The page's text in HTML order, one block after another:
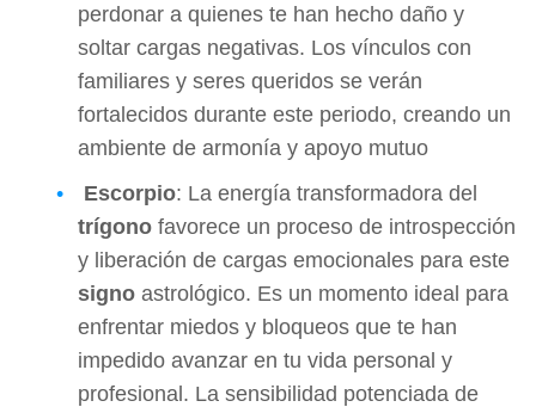
perdonar a quienes te han hecho daño y
soltar cargas negativas. Los vínculos con
familiares y seres queridos se verán
fortalecidos durante este periodo, creando un
ambiente de armonía y apoyo mutuo
Escorpio: La energía transformadora del
trígono favorece un proceso de introspección
y liberación de cargas emocionales para este
signo astrológico. Es un momento ideal para
enfrentar miedos y bloqueos que te han
impedido avanzar en tu vida personal y
profesional. La sensibilidad potenciada de